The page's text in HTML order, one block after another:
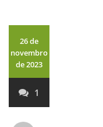
26 de
novembro
de 2023
1